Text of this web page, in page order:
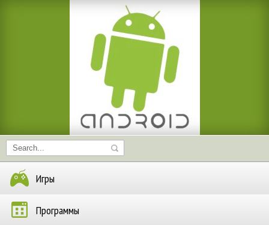
Игры
Программы